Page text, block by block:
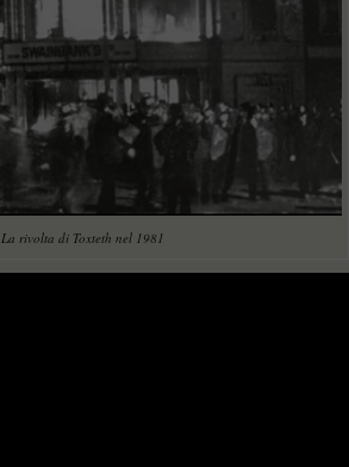
La rivolta di Toxteth nel 1981